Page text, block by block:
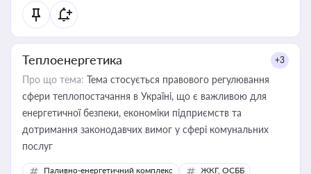
Теплоенергетика +3
Про що тема: Тема стосується правового регулювання
сфери теплопостачання в Україні, що є важливою для
енергетичної безпеки, економіки підприємств та
дотримання законодавчих вимог у сфері комунальних
послуг
Паливно-енергетичний комплекс ЖКГ, ОСББ